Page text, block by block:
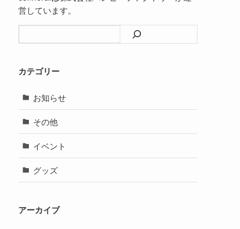
営しています。
カテゴリー
お知らせ
その他
イベント
グッズ
アーカイブ